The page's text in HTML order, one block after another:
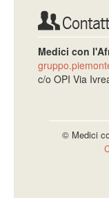
Medici con
c/o OPI Via
© Medici